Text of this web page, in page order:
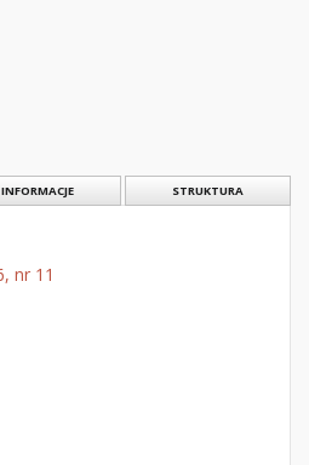
INFORMACJE STRUKTURA
nr 11